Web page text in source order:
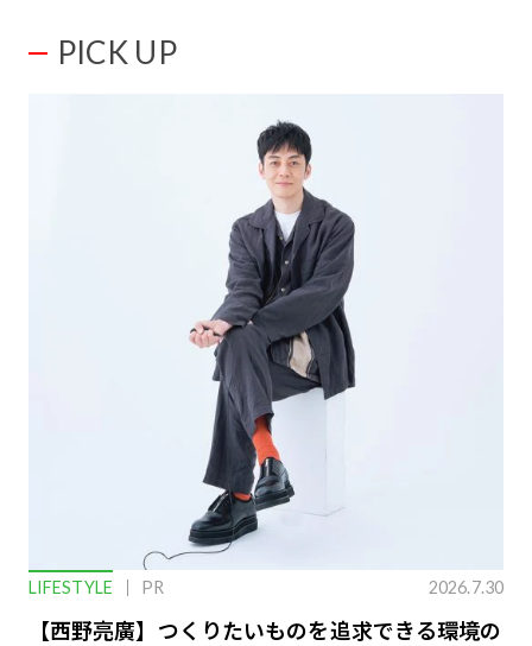
PICK UP
LIFESTYLE PR 2026.7.30
【西野亮廣】つくりたいものを追求できる環境の